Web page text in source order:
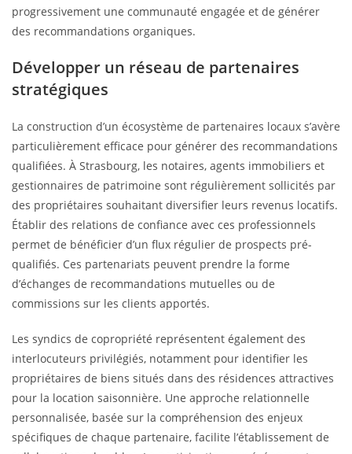
progressivement une communauté engagée et de générer
des recommandations organiques.
Développer un réseau de partenaires
stratégiques
La construction d’un écosystème de partenaires locaux s’avère
particulièrement efficace pour générer des recommandations
qualifiées. À Strasbourg, les notaires, agents immobiliers et
gestionnaires de patrimoine sont régulièrement sollicités par
des propriétaires souhaitant diversifier leurs revenus locatifs.
Établir des relations de confiance avec ces professionnels
permet de bénéficier d’un flux régulier de prospects pré-
qualifiés. Ces partenariats peuvent prendre la forme
d’échanges de recommandations mutuelles ou de
commissions sur les clients apportés.
Les syndics de copropriété représentent également des
interlocuteurs privilégiés, notamment pour identifier les
propriétaires de biens situés dans des résidences attractives
pour la location saisonnière. Une approche relationnelle
personnalisée, basée sur la compréhension des enjeux
spécifiques de chaque partenaire, facilite l’établissement de